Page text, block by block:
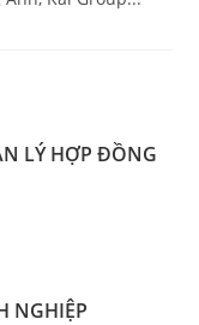
LÝ HỢP ĐỒNG
NGHIỆP